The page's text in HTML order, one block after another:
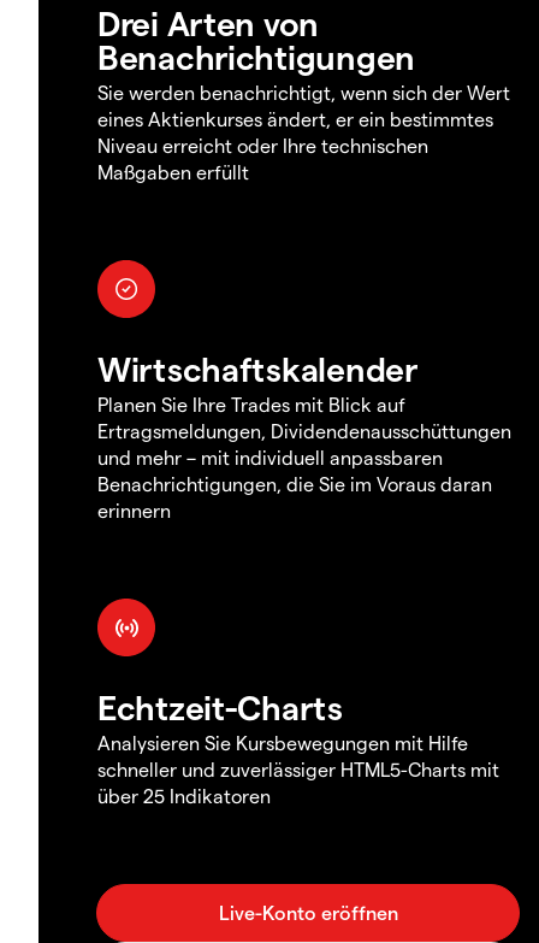
Drei Arten von
Benachrichtigungen
Sie werden benachrichtigt, wenn sich der Wert
eines Aktienkurses ändert, er ein bestimmtes
Niveau erreicht oder Ihre technischen
Maßgaben erfüllt
Wirtschaftskalender
Planen Sie Ihre Trades mit Blick auf
Ertragsmeldungen, Dividendenausschüttungen
und mehr – mit individuell anpassbaren
Benachrichtigungen, die Sie im Voraus daran
erinnern
Echtzeit-Charts
Analysieren Sie Kursbewegungen mit Hilfe
schneller und zuverlässiger HTML5-Charts mit
über 25 Indikatoren